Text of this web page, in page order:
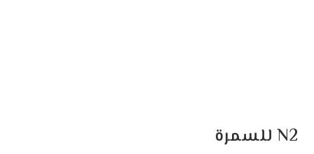
N2 للسمرة